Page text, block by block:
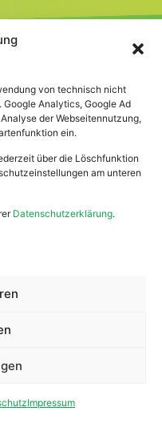
von technisch nicht
Analytics, Google Ad
der Webseitennutzung,
ein.
über die Löschfunktion
am unteren
Datenschutzerklärung.
Impressum